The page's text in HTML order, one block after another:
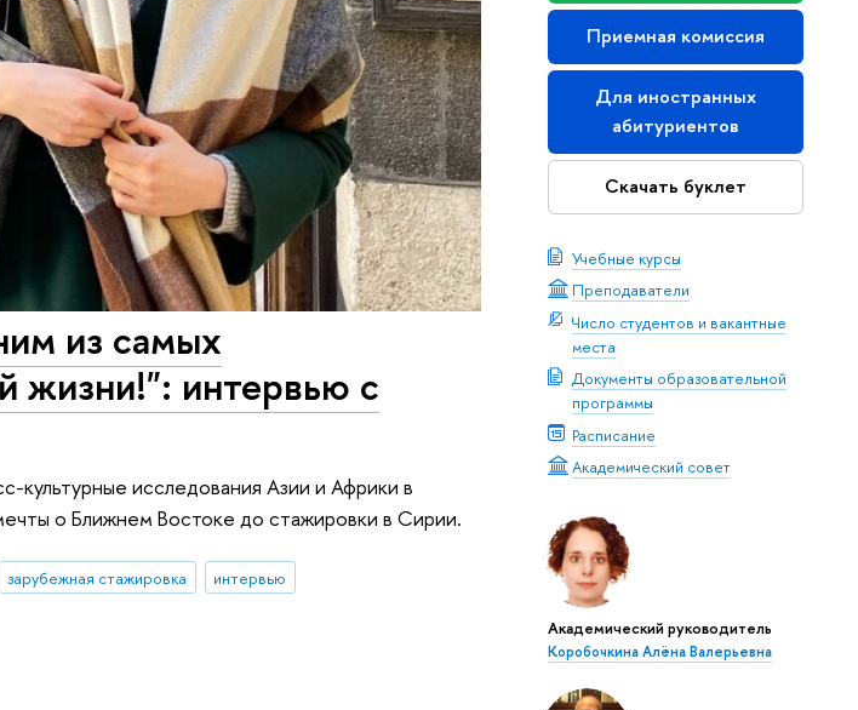
Приемная комиссия
Для иностранных
абитуриентов
Скачать буклет
Учебные курсы
Преподаватели
Число студентов и вакантные
места
Документы образовательной
программы
Расписание
Академический совет
Академический руководитель
Коробочкина Алёна Валерьевна
из самых
жизни!": интервью с
культурные исследования Азии и Африки в
о Ближнем Востоке до стажировки в Сирии.
зарубежная стажировка
интервью